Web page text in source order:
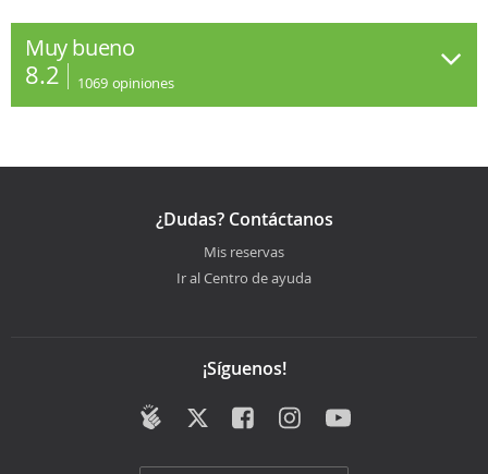
Muy bueno
8.2 1069 opiniones
¿Dudas? Contáctanos
Mis reservas
Ir al Centro de ayuda
¡Síguenos!